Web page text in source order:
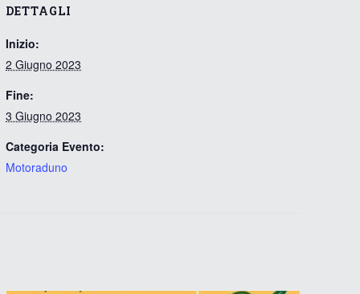
DETTAGLI
Inizio:
2 Giugno 2023
Fine:
3 Giugno 2023
Categoria Evento:
Motoraduno